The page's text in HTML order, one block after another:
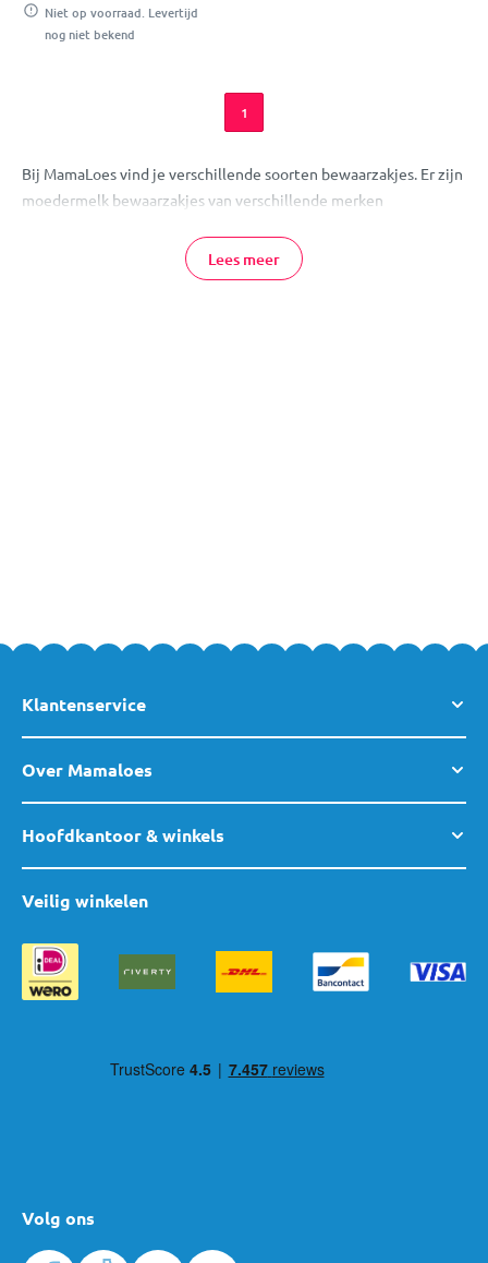
Niet op voorraad. Levertijd
nog niet bekend
1
Bij MamaLoes vind je verschillende soorten bewaarzakjes. Er zijn
moedermelk bewaarzakjes van verschillende merken
Daarnaast zijn er hervulbare knijpzakjes verkrijgbaar, waarin je
hapjes voor je kleintje gemakkelijk kunt bewaren én mee kan
Lees meer
Klantenservice
Over Mamaloes
Hoofdkantoor & winkels
Volg ons
Veilig winkelen